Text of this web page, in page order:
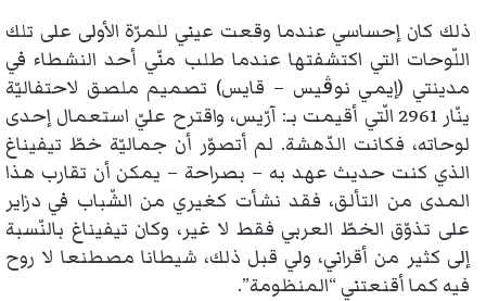
ذلك كان إحساسي عندما وقعت عيني للمرّة الأولى على تلك
اللّوحات التي اكتشفتها عندما طلب منّي أحد النشطاء في
مدينتي (إيمي نوڨيس – قايس) تصميم ملصق لاحتفاليّة
ينّار 2961 الّتي أقيمت بـ: آرّيس، واقترح عليّ استعمال إحدى
لوحاته، فكانت الدّهشة. لم أتصوّر أن جماليّة خطّ تيفيناغ
الذي كنت حديث عهد به – بصراحة – يمكن أن تقارب هذا
المدى من التألق، فقد نشأت كغيري من الشّباب في دزاير
على تذوّق الخطّ العربي فقط لا غير، وكان تيفيناغ بالنّسبة
إلى كثير من أقراني، ولي قبل ذلك، شيطانا مصطنعا لا روح
فيه كما أقنعتني “المنظومة”.